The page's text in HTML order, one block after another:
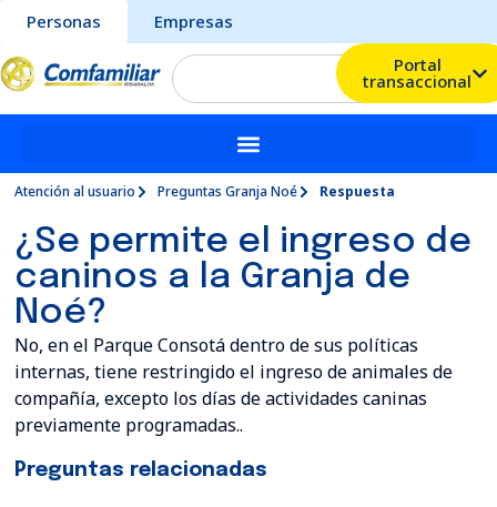
Personas
Empresas
Portal
transaccional
Atención al usuario Preguntas Granja Noé Respuesta
¿Se permite el ingreso de
caninos a la Granja de
Noé?
No, en el Parque Consotá dentro de sus políticas
internas, tiene restringido el ingreso de animales de
compañía, excepto los días de actividades caninas
previamente programadas..
Preguntas relacionadas